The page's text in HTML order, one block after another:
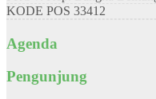
KODE POS 33412
Agenda
Pengunjung